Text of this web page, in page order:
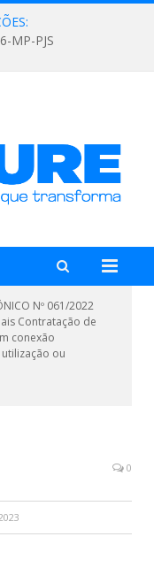
MP-PJS
Nº 061/2022
Contratação de
conexão
ou
0